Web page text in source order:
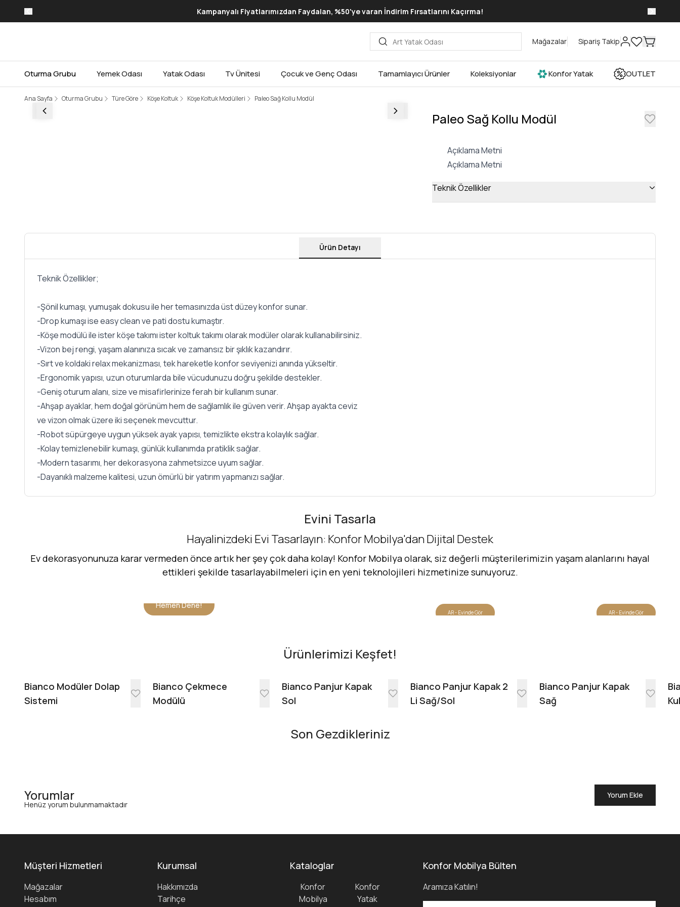
Kampanyalı Fiyatlarımızdan Faydalan, %50'ye varan İndirim Fırsatlarını Kaçırma!
Mağazalar Sipariş Takip
Oturma Grubu Yemek Odası Yatak Odası Tv Ünitesi Çocuk ve Genç Odası Tamamlayıcı Ürünler Koleksiyonlar Konfor Yatak OUTLET
Ana Sayfa Oturma Grubu Türe Göre Köşe Koltuk Köşe Koltuk Modülleri Paleo Sağ Kollu Modül
Paleo Sağ Kollu Modül
Açıklama Metni
Açıklama Metni
Teknik Özellikler
Ürün Detayı
Teknik Özellikler;
-Şönil kumaşı, yumuşak dokusu ile her temasınızda üst düzey konfor sunar.
-Drop kumaşı ise easy clean ve pati dostu kumaştır.
-Köşe modülü ile ister köşe takımı ister koltuk takımı olarak modüler olarak kullanabilirsiniz.
-Vizon bej rengi, yaşam alanınıza sıcak ve zamansız bir şıklık kazandırır.
-Sırt ve koldaki relax mekanizması, tek hareketle konfor seviyenizi anında yükseltir.
-Ergonomik yapısı, uzun oturumlarda bile vücudunuzu doğru şekilde destekler.
-Geniş oturum alanı, size ve misafirlerinize ferah bir kullanım sunar.
-Ahşap ayaklar, hem doğal görünüm hem de sağlamlık ile güven verir. Ahşap ayakta ceviz
ve vizon olmak üzere iki seçenek mevcuttur.
-Robot süpürgeye uygun yüksek ayak yapısı, temizlikte ekstra kolaylık sağlar.
-Kolay temizlenebilir kumaşı, günlük kullanımda pratiklik sağlar.
-Modern tasarımı, her dekorasyona zahmetsizce uyum sağlar.
-Dayanıklı malzeme kalitesi, uzun ömürlü bir yatırım yapmanızı sağlar.
Evini Tasarla
Hayalinizdeki Evi Tasarlayın: Konfor Mobilya'dan Dijital Destek
Ev dekorasyonunuza karar vermeden önce artık her şey çok daha kolay! Konfor Mobilya olarak, siz değerli müşterilerimizin yaşam alanlarını hayal
ettikleri şekilde tasarlayabilmeleri için en yeni teknolojileri hizmetinize sunuyoruz.
Hemen Dene!
AR - Evinde Gör AR - Evinde Gör
Ürünlerimizi Keşfet!
Bianco Modüler Dolap
Sistemi
Bianco Çekmece
Modülü
Bianco Panjur Kapak
Sol
Bianco Panjur Kapak 2
Li Sağ/Sol
Bianco Panjur Kapak
Sağ
Son Gezdikleriniz
Yorumlar
Yorum Ekle
Henüz yorum bulunmamaktadır
Müşteri Hizmetleri
Mağazalar
Hesabım
Kurumsal
Hakkımızda
Tarihçe
Kataloglar
Konfor
Mobilya
Konfor
Yatak
Konfor Mobilya Bülten
Aramıza Katılın!